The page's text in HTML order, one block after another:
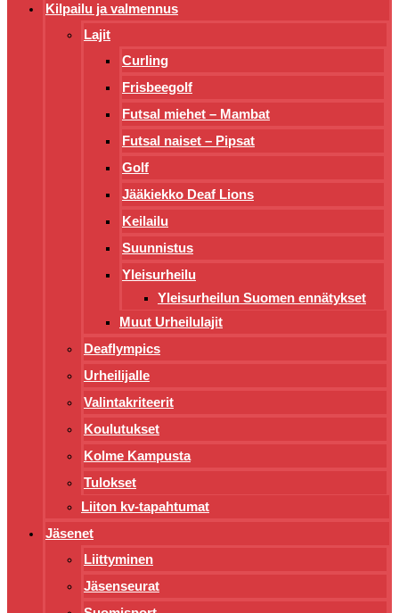
Kilpailu ja valmennus
Lajit
Curling
Frisbeegolf
Futsal miehet – Mambat
Futsal naiset – Pipsat
Golf
Jääkiekko Deaf Lions
Keilailu
Suunnistus
Yleisurheilu
Yleisurheilun Suomen ennätykset
Muut Urheilulajit
Deaflympics
Urheilijalle
Valintakriteerit
Koulutukset
Kolme Kampusta
Tulokset
Liiton kv-tapahtumat
Jäsenet
Liittyminen
Jäsenseurat